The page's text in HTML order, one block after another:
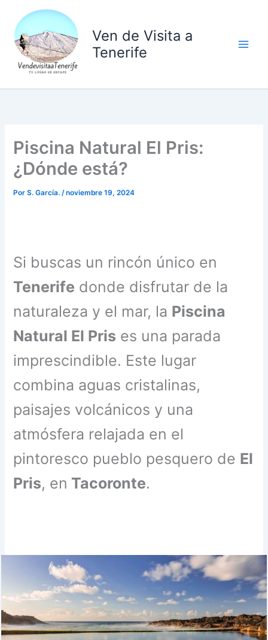
contenido
Ven de Visita a
Tenerife
Piscina Natural El Pris:
¿Dónde está?
PorS. García./noviembre 19, 2024
Si buscas un rincón único en
Tenerife donde disfrutar de la
naturaleza y el mar, la Piscina
Natural El Pris es una parada
imprescindible. Este lugar
combina aguas cristalinas,
paisajes volcánicos y una
atmósfera relajada en el
pintoresco pueblo pesquero de El
Pris, en Tacoronte.